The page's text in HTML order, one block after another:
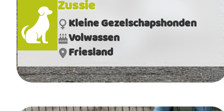
Zussie
Kleine Gezelschapshonden
Volwassen
Friesland